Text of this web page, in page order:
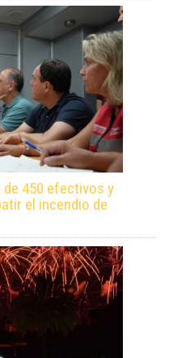
de 450 efectivos y
el incendio de